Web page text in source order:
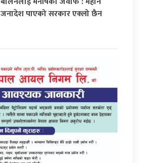
जनादेश पाएको सरकार एक्लो छैन